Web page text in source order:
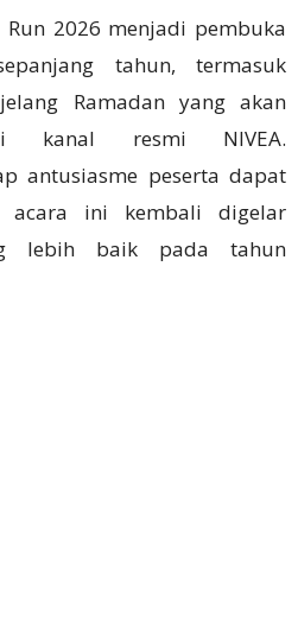
Run 2026 menjadi pembuka
tahun, termasuk
Ramadan yang akan
kanal resmi NIVEA.
antusiasme peserta dapat
acara ini kembali digelar
lebih baik pada tahun